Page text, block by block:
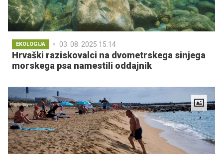
EKOLOGIJA 03. 08. 2025 15.14
Hrvaški raziskovalci na dvometrskega sinjega
morskega psa namestili oddajnik